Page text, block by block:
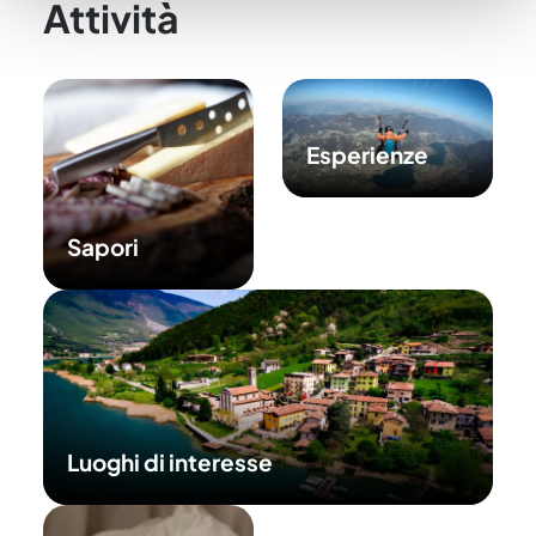
raccolto dal suo utilizzo dei loro servizi.
Attività
Sapori
Esperienze
Luoghi di interesse